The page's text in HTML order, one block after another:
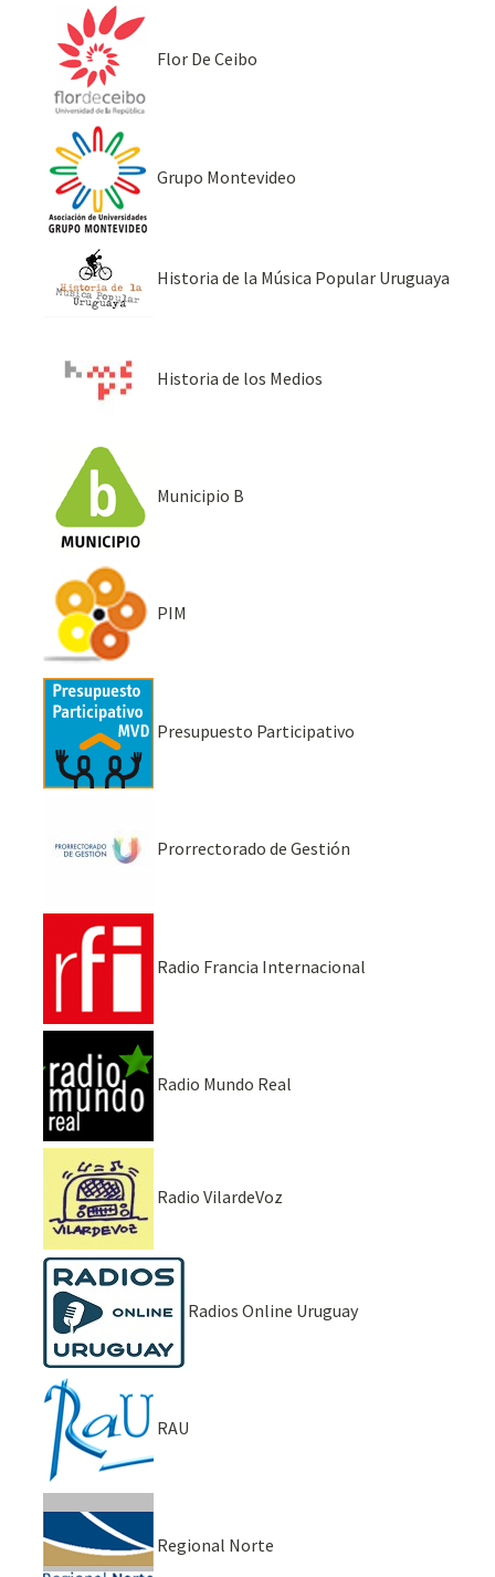
Flor De Ceibo
Grupo Montevideo
Historia de la Música Popular Uruguaya
Historia de los Medios
Municipio B
PIM
Presupuesto Participativo
Prorrectorado de Gestión
Radio Francia Internacional
Radio Mundo Real
Radio VilardeVoz
Radios Online Uruguay
RAU
Regional Norte